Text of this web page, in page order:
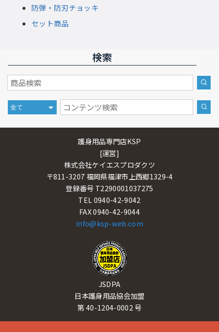
防弾・防刃チョッキ
セット商品
検索
護身用品専門店KSP
[運営]
株式会社ケイエスプロダクツ
〒811-3207 福岡県福津市上西郷1329-4
登録番号 T2290001037275
TEL 0940-42-9042
FAX 0940-42-9044
info@ksp-web.com
JSDPA
日本護身用品協会加盟
第 40-1204-0002 号